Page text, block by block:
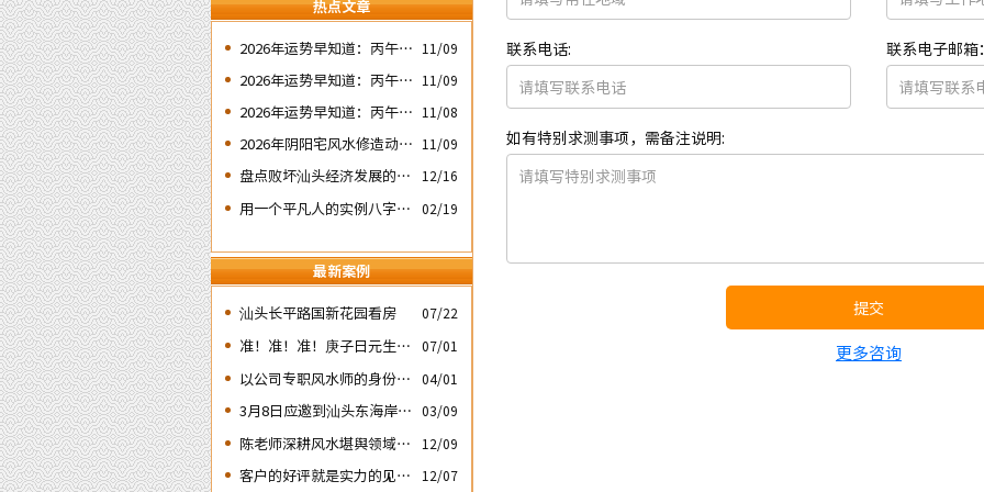
热点文章
2026年运势早知道：丙午年
二‘壬子’ 日
11/09
2026年运势早知道：丙午年
四‘庚子’ 日
11/09
2026年运势早知道：丙午年
运势不好的4个日期出生人
之一‘戊子’ 日
11/08
2026年阴阳宅风水修造动土 11/09
盘点败坏汕头经济发展的四
12/16
用一个平凡人的实例八字论
02/19
最新案例
汕头长平路国新花园看房
07/22
准！准！准！庚子日元生人
丙午流年的运势判断实例：
07/01
以公司专职风水师的身份应
邀出席《星橙网络科技公
司》成立5周年庆典
04/01
3月8日应邀到汕头东海岸新
城为朋友的亲戚堪舆住房风
水
03/09
陈老师深耕风水堪舆领域四
12/09
客户的好评就是实力的见
12/07
联系电话: 联系电子邮箱
如有特别求测事项，需备注说明:
提交
更多咨询